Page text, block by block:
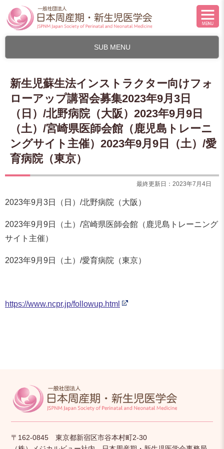
SUB MENU
新生児蘇生法インストラクター向けフォ
ローアップ講習会募集2023年9月3日
（日）/北野病院（大阪）2023年9月9日
（土）/宮崎県医師会館（鹿児島トレーニ
ングサイト主催）2023年9月9日（土）/愛
育病院（東京）
最終更新日：2023年7月4日
2023年9月3日（日）/北野病院（大阪）
2023年9月9日（土）/宮崎県医師会館（鹿児島トレーニング
サイト主催）
2023年9月9日（土）/愛育病院（東京）
https://www.ncpr.jp/followup.html
〒162-0845 東京都新宿区市谷本村町2-30